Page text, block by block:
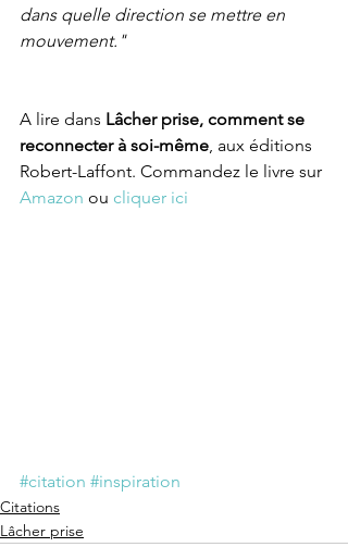
dans quelle direction se mettre en
mouvement."
A lire dans Lâcher prise, comment se
reconnecter à soi-même , aux éditions
Robert-Laffont. Commandez le livre sur
Amazon ou cliquer ici
#citation #inspiration
Citations
Lâcher prise